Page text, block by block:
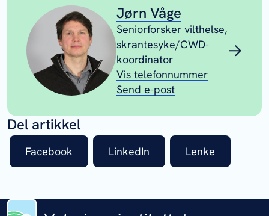
Jørn Våge
Seniorforsker vilthelse,
skrantesyke/CWD-
koordinator
Vis telefonnummer
Send e-post
Del artikkel
Facebook LinkedIn Lenke